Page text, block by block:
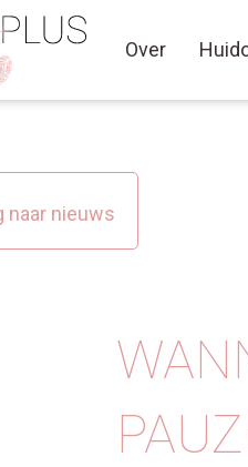
Over
naar nieuws